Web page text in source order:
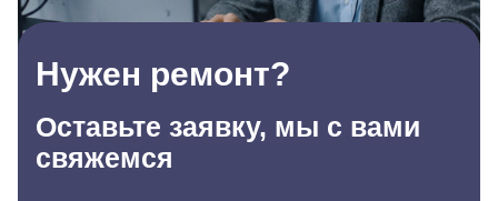
Нужен ремонт?
Оставьте заявку, мы с вами
свяжемся